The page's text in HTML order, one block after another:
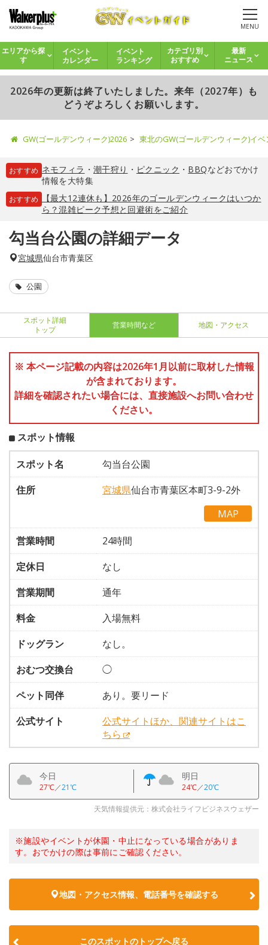
MENU
エリアから探
す
イベント
カレンダー
イベント
ランキング
カテゴリ別
おすすめ
最新
ニュース
2026年の更新は終了いたしました。来年（2027年）も
どうぞよろしくお願いします。
GW(ゴールデンウィーク)2026 東北のGW(ゴールデンウィーク)イ
おすすめ ネモフィラ ・ 潮干狩り ・ ピクニック ・ BBQなどおでかけ
情報を大特集
おすすめ
【最大12連休も】2026年のゴールデンウィークはいつか
ら？混雑ピーク予想と回避術をご紹介
勾当台公園の詳細データ
宮城県仙台市青葉区
公園
スポット詳細
トップ
営業時間など 地図・アクセス
※ 本ページ記載の内容は2026年1月以前に取材した情報
が含まれております。
詳細を確認されたい場合には、直接施設へお問い合わせ
ください。
スポット情報
スポット名
勾当台公園
住所
宮城県仙台市青葉区本町3-9-2外
MAP
営業時間
24時間
定休日
なし
営業期間
通年
料金
入場無料
ドッグラン
なし。
おむつ交換台
◯
ペット同伴
あり。要リード
公式サイト
公式サイトほか、関連サイトはこ
ちら
今日
27℃／21℃
明日
24℃／20℃
天気情報提供元：株式会社ライフビジネスウェザー
※施設やイベントが休園・中止になっている場合がありま
す。おでかけの際は事前にご確認ください。
地図・アクセス情報、電話番号を確認する
このスポットのトップへ戻る